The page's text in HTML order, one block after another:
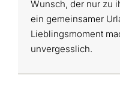
Wunsch, der nur zu
ein gemeinsamer
Lieblingsmoment
unvergesslich.